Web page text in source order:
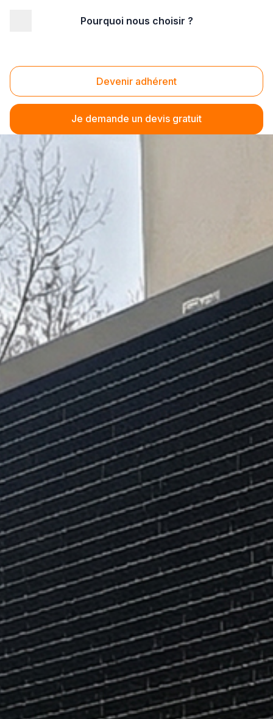
Pourquoi nous choisir ?
Devenir adhérent
Je demande un devis gratuit